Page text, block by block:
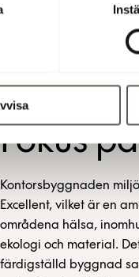
– Våra medarbetare
Däremot bygger vi
förändra landskapen
Fokus
Kontorsbyggnaden
Excellent, vilket är en
områdena hälsa,
ekologi och material.
färdigställd byggnad